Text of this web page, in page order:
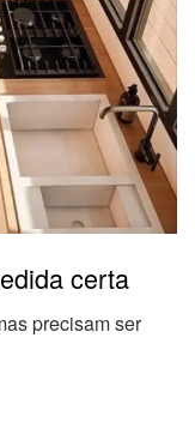
certa
precisam ser